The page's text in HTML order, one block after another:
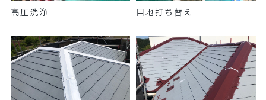
高圧洗浄 目地打ち替え